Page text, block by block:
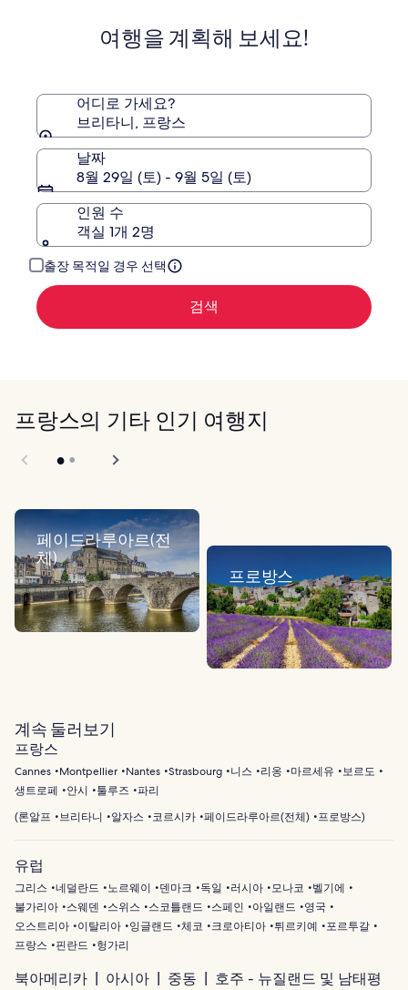
파
여행을 계획해 보세요!
어디로 가세요?
브리타니, 프랑스
날짜
8월 29일 (토) - 9월 5일 (토)
인원 수
객실 1개 2명
출장 목적일 경우 선택
검색
프랑스의 기타 인기 여행지
페이드라루아르(전
체)
프로방스
계속 둘러보기
프랑스
Cannes Montpellier Nantes Strasbourg 니스 리옹 마르세유
보르도
생트로페
안시 툴루즈
파리
(론알프 브리타니 알자스 코르시카 페이드라루아르(전체) 프로방스)
유럽
그리스 네덜란드 노르웨이 덴마크 독일 러시아 모나코
벨기에
불가리아
스웨덴 스위스 스코틀랜드 스페인 아일랜드
영국
오스트리아
이탈리아 잉글랜드 체코 크로아티아 튀르키예
포르투갈
프랑스
핀란드 헝가리
북아메리카 아시아 중동
호주 - 뉴질랜드 및 남태평